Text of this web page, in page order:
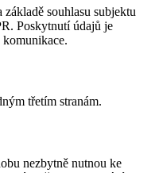
souhlasu subjektu
Poskytnutí údajů je
třetím stranám.
nezbytně nutnou ke